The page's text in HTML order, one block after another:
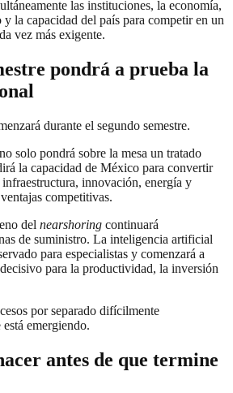
las instituciones, la economía,
la capacidad del país para competir en un
vez más exigente.
pondrá a prueba la
durante el segundo semestre.
solo pondrá sobre la mesa un tratado
la capacidad de México para convertir
innovación, energía y
competitivas.
del nearshoring continuará
de suministro. La inteligencia artificial
para especialistas y comenzará a
para la productividad, la inversión
por separado difícilmente
emergiendo.
antes de que termine